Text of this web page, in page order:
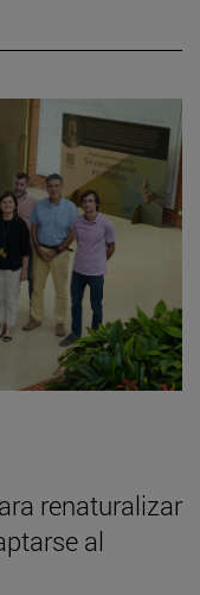
renaturalizar
al